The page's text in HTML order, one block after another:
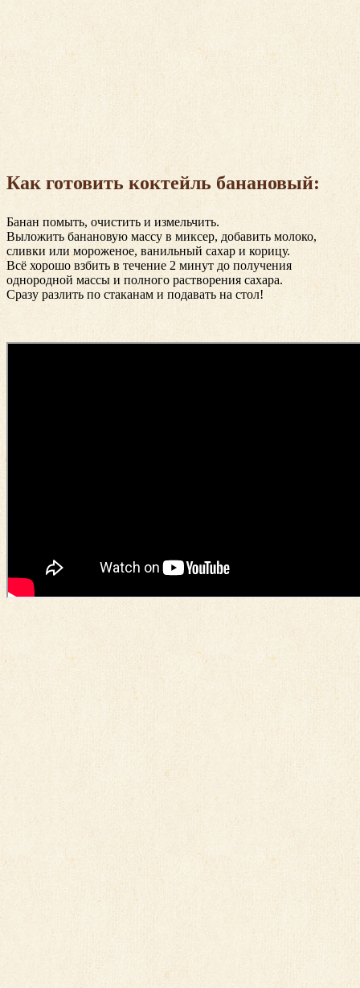
Как готовить коктейль банановый:
Банан помыть, очистить и измельчить.
Выложить банановую массу в миксер, добавить молоко,
сливки или мороженое, ванильный сахар и корицу.
Всё хорошо взбить в течение 2 минут до получения
однородной массы и полного растворения сахара.
Сразу разлить по стаканам и подавать на стол!